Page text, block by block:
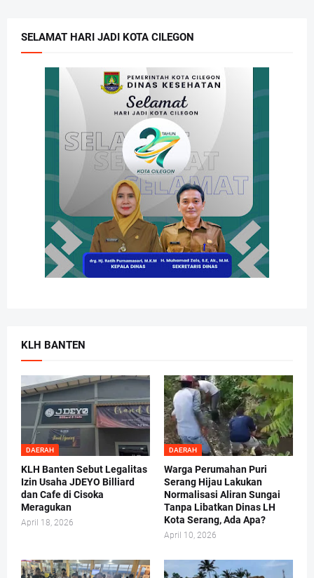
SELAMAT HARI JADI KOTA CILEGON
KLH BANTEN
DAERAH
KLH Banten Sebut Legalitas
Izin Usaha JDEYO Billiard
dan Cafe di Cisoka
Meragukan
April 18, 2026
DAERAH
Warga Perumahan Puri
Serang Hijau Lakukan
Normalisasi Aliran Sungai
Tanpa Libatkan Dinas LH
Kota Serang, Ada Apa?
April 10, 2026